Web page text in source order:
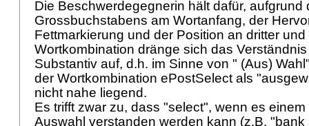
Die Beschwerdegegnerin hält dafür, aufgrund
Grossbuchstabens am Wortanfang, der
Fettmarkierung und der Position an dritter
Wortkombination dränge sich das
Substantiv auf, d.h. im Sinne von " (Aus)
der Wortkombination ePostSelect als
nicht nahe liegend.
Es trifft zwar zu, dass "select", wenn es
Auswahl verstanden werden kann (z.B. "bank